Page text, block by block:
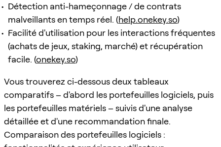
Détection anti-hameçonnage / de contrats
malveillants en temps réel. (help.onekey.so)
Facilité d'utilisation pour les interactions fréquentes
(achats de jeux, staking, marché) et récupération
facile. (onekey.so)
Vous trouverez ci-dessous deux tableaux
comparatifs – d'abord les portefeuilles logiciels, puis
les portefeuilles matériels – suivis d'une analyse
détaillée et d'une recommandation finale.
Comparaison des portefeuilles logiciels :